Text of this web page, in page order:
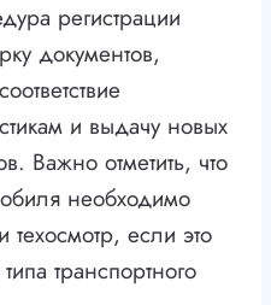
регистрации
документов,
и выдачу новых
Важно отметить, что
необходимо
техосмотр, если это
транспортного